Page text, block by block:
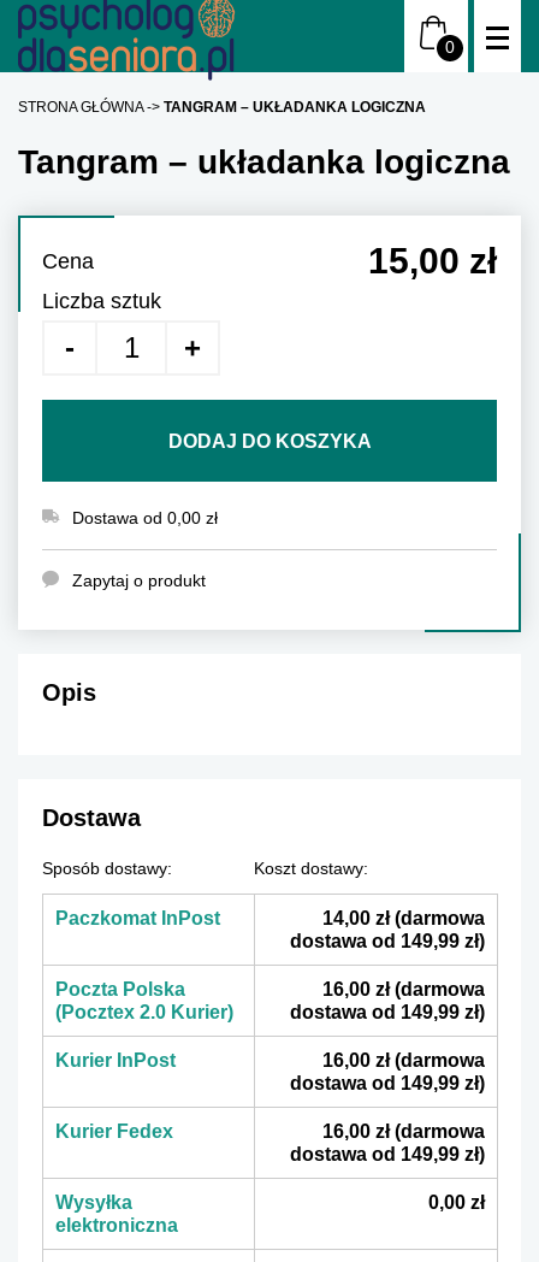
STRONA GŁÓWNA TANGRAM – UKŁADANKA LOGICZNA
Tangram – układanka logiczna
Opis
Dostawa
Sposób dostawy: Koszt dostawy:
Paczkomat InPost 14,00 zł(darmowa
dostawa od 149,99 zł)
Poczta Polska
(Pocztex 2.0 Kurier)
16,00 zł(darmowa
dostawa od 149,99 zł)
Kurier InPost 16,00 zł(darmowa
dostawa od 149,99 zł)
Kurier Fedex 16,00 zł(darmowa
dostawa od 149,99 zł)
Wysyłka
elektroniczna
0,00 zł
Cena 15,00 zł
Liczba sztuk
DODAJ DO KOSZYKA
Dostawa od 0,00 zł
Zapytaj o produkt